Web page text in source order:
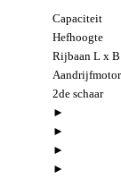
Capaciteit
Hefhoogte
Rijbaan L x B
Aandrijfmotor
2de schaar
►
►
►
►